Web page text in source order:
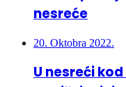
20. Oktobra 2022.
U nesreći